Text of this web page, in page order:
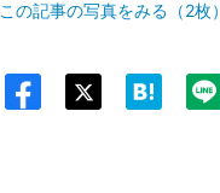
この記事の写真をみる（2枚）